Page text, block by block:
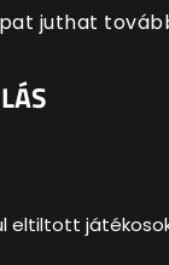
juthat
eltiltott